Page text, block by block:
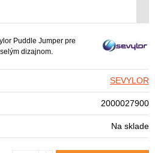
Puddle Jumper pre
dizajnom.
SEVYLOR
2000027900
Na sklade